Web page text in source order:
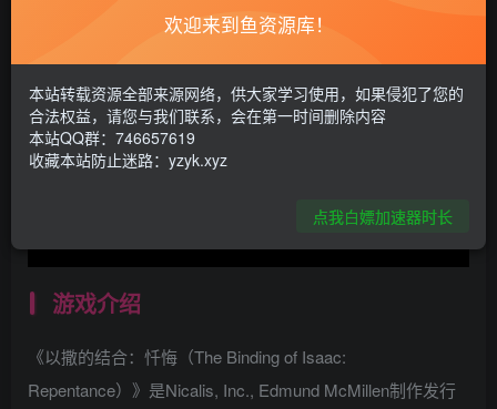
游戏介绍
《以撒的结合：忏悔（The Binding of Isaac:
Repentance）》是Nicalis, Inc., Edmund McMillen制作发行
欢迎来到鱼资源库！
本站转载资源全部来源网络，供大家学习使用，如果侵犯了您的
合法权益，请您与我们联系，会在第一时间删除内容
本站QQ群：746657619
收藏本站防止迷路：yzyk.xyz
点我白嫖加速器时长